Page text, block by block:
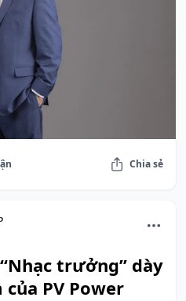
Chia sẻ
trưởng” dày
PV Power